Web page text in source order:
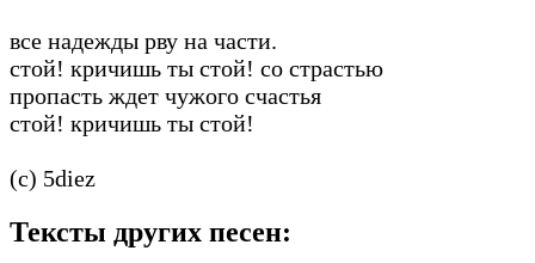
все надежды рву на части.
стой! кричишь ты стой! со страстью
пропасть ждет чужого счастья
стой! кричишь ты стой!
(c) 5diez
Тексты других песен: